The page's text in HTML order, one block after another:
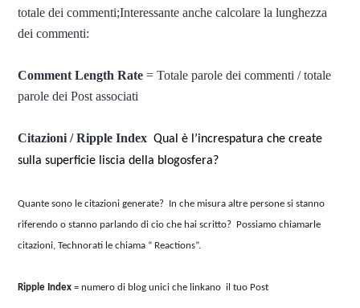
totale dei commenti;Interessante anche calcolare la lunghezza
dei commenti:
Comment Length Rate = Totale parole dei commenti / totale
parole dei Post associati
Citazioni / Ripple IndexQual è l’increspatura che create
sulla superficie liscia della blogosfera?
Quante sono le citazioni generate? In che misura altre persone si stanno
riferendo o stanno parlando di cio che hai scritto? Possiamo chiamarle
citazioni, Technorati le chiama “ Reactions”.
Ripple Index = numero di blog unici che linkano il tuo Post